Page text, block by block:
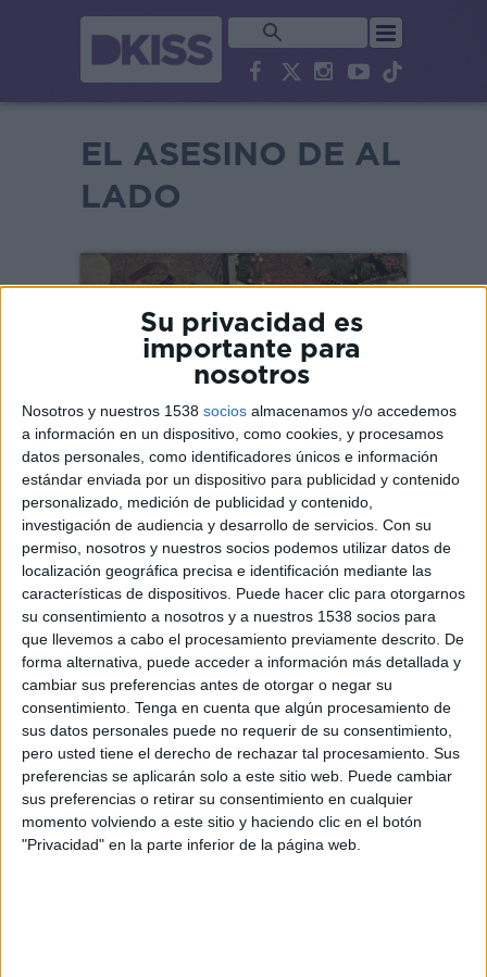
Su privacidad es
importante para
nosotros
Nosotros y nuestros 1538 socios almacenamos y/o accedemos
a información en un dispositivo, como cookies, y procesamos
datos personales, como identificadores únicos e información
estándar enviada por un dispositivo para publicidad y contenido
personalizado, medición de publicidad y contenido,
investigación de audiencia y desarrollo de servicios. Con su
permiso, nosotros y nuestros socios podemos utilizar datos de
localización geográfica precisa e identificación mediante las
características de dispositivos. Puede hacer clic para otorgarnos
su consentimiento a nosotros y a nuestros 1538 socios para
que llevemos a cabo el procesamiento previamente descrito. De
forma alternativa, puede acceder a información más detallada y
cambiar sus preferencias antes de otorgar o negar su
consentimiento. Tenga en cuenta que algún procesamiento de
sus datos personales puede no requerir de su consentimiento,
pero usted tiene el derecho de rechazar tal procesamiento. Sus
preferencias se aplicarán solo a este sitio web. Puede cambiar
sus preferencias o retirar su consentimiento en cualquier
momento volviendo a este sitio y haciendo clic en el botón
"Privacidad" en la parte inferior de la página web.
EL ASESINO DE AL
LADO
SINOPSIS
La serie muestra cómola violencia
puede irrumpir en los contextos
más cotidianos, con episodios que
recorren desapariciones, traiciones
y asesinatos que estremecieron a
comunidades enteras. Desde la
desaparición de una joven
universitaria en Virginia cuyo
cuerpo apareció semanas después
en un bosque, hasta el brutal
asesinato de una madre en Texas
que puso bajo sospecha a su propio